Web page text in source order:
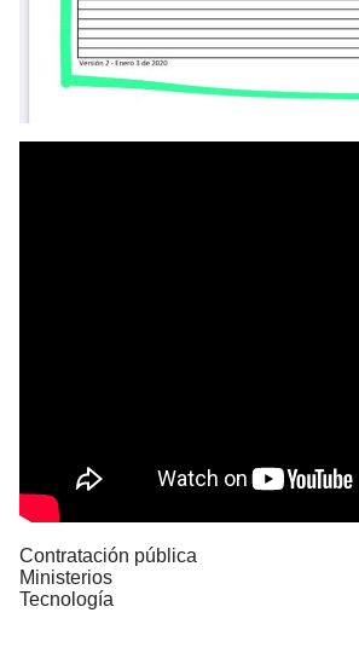
Contratación pública
Ministerios
Tecnología